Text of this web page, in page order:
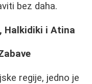
bez daha.
Halkidiki i Atina
regije, jedno je